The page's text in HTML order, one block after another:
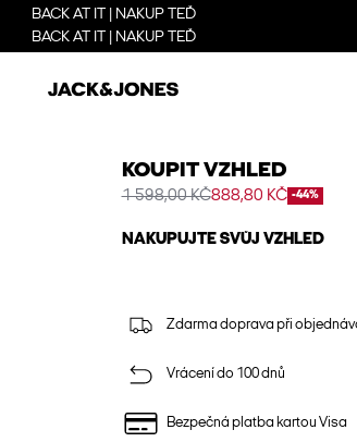
BACK AT IT | NAKUP TEĎ
BACK AT IT | NAKUP TEĎ
KOUPIT VZHLED
1 598,00 KČ888,80 KČ -44%
NAKUPUJTE SVŮJ VZHLED
Zdarma doprava při
Vrácení do 100 dnů
Bezpečná platba kartou Visa